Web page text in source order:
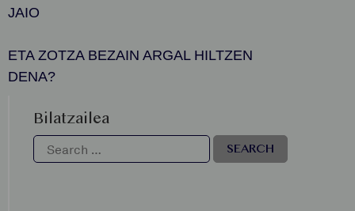
JAIO
ETA ZOTZA BEZAIN ARGAL HILTZEN
DENA?
Bilatzailea